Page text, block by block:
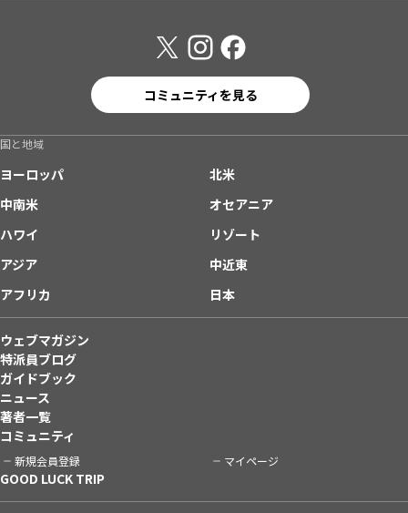
コミュニティを見る
国と地域
ヨーロッパ
北米
中南米
オセアニア
ハワイ
リゾート
アジア
中近東
アフリカ
日本
ウェブマガジン
特派員ブログ
ガイドブック
ニュース
著者一覧
コミュニティ
新規会員登録 マイページ
GOOD LUCK TRIP